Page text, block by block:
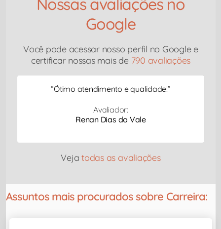
Nossas avaliações no
Google
Você pode acessar nosso perfil no Google e
certificar nossas mais de 790 avaliações
“Ótimo atendimento e qualidade!”
Avaliador:
Renan Dias do Vale
Vejatodas as avaliações
Assuntos mais procurados sobre Carreira: